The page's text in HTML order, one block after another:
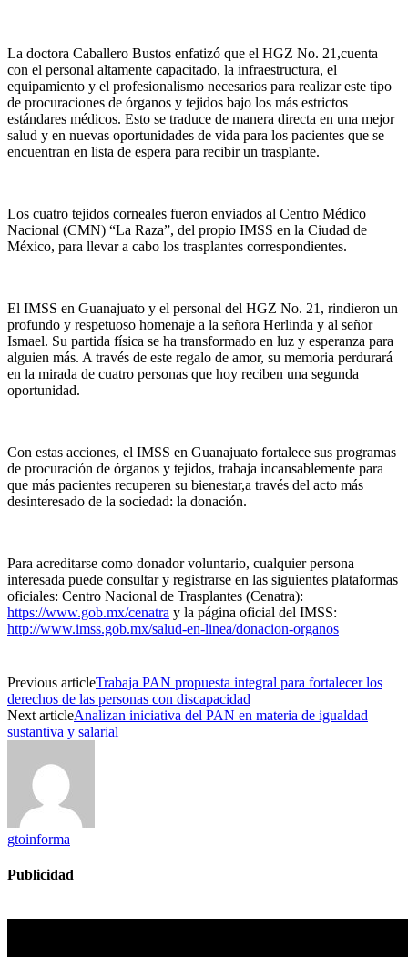
La doctora Caballero Bustos enfatizó que el HGZ No. 21 ,cuenta
con el personal altamente capacitado, la infraestructura, el
equipamiento y el profesionalismo necesarios para realizar este tipo
de procuraciones de órganos y tejidos bajo los más estrictos
estándares médicos. Esto se traduce de manera directa en una mejor
salud y en nuevas oportunidades de vida para los pacientes que se
encuentran en lista de espera para recibir un trasplante.
Los cuatro tejidos corneales fueron enviados al Centro Médico
Nacional (CMN) “La Raza”, del propio IMSS en la Ciudad de
México, para llevar a cabo los trasplantes correspondientes.
El IMSS en Guanajuato y el personal del HGZ No. 21 , rindieron un
profundo y respetuoso homenaje a la señora Herlinda y al señor
Ismael. Su partida física se ha transformado en luz y esperanza para
alguien más. A través de este regalo de amor, su memoria perdurará
en la mirada de cuatro personas que hoy reciben una segunda
oportunidad.
Con estas acciones, el IMSS en Guanajuato fortalece sus programas
de procuración de órganos y tejidos, trabaja incansablemente para
que más pacientes recuperen su bienestar,a través del acto más
desinteresado de la sociedad: la donación.
Para acreditarse como donador voluntario, cualquier persona
interesada puede consultar y registrarse en las siguientes plataformas
oficiales: Centro Nacional de Trasplantes (Cenatra):
https://www.gob.mx/cenatra y la página oficial del IMSS:
http://www.imss.gob.mx/salud-en-linea/donacion-organos
Previous articleTrabaja PAN propuesta integral para fortalecer los
derechos de las personas con discapacidad
Next articleAnalizan iniciativa del PAN en materia de igualdad
sustantiva y salarial
gtoinforma
Publicidad